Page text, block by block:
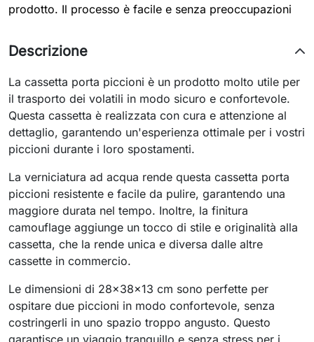
prodotto. Il processo è facile e senza preoccupazioni
Descrizione
La cassetta porta piccioni è un prodotto molto utile per
il trasporto dei volatili in modo sicuro e confortevole.
Questa cassetta è realizzata con cura e attenzione al
dettaglio, garantendo un'esperienza ottimale per i vostri
piccioni durante i loro spostamenti.
La verniciatura ad acqua rende questa cassetta porta
piccioni resistente e facile da pulire, garantendo una
maggiore durata nel tempo. Inoltre, la finitura
camouflage aggiunge un tocco di stile e originalità alla
cassetta, che la rende unica e diversa dalle altre
cassette in commercio.
Le dimensioni di 28x38x13 cm sono perfette per
ospitare due piccioni in modo confortevole, senza
costringerli in uno spazio troppo angusto. Questo
garantisce un viaggio tranquillo e senza stress per i